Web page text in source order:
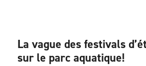
La vague des festivals
sur le parc aquatique!